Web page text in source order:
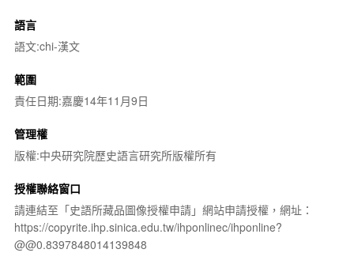
語言
語文:chi-漢文
範圍
責任日期:嘉慶14年11月9日
管理權
版權:中央研究院歷史語言研究所版權所有
授權聯絡窗口
請連結至「史語所藏品圖像授權申請」網站申請授權，網址：
https://copyrite.ihp.sinica.edu.tw/ihponlinec/ihponline?
@@0.8397848014139848